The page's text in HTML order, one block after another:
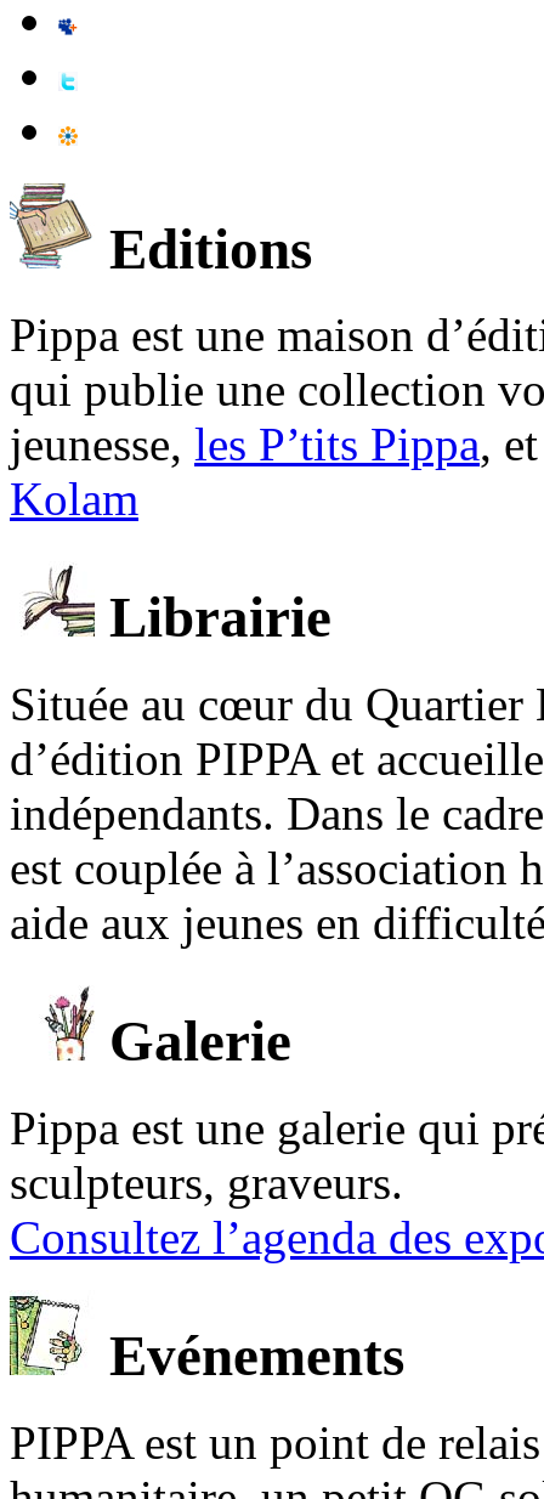
Editions
Pippa est une maison
qui publie une collection
jeunesse, les P’tits Pippa,
Kolam
Librairie
Située au cœur du Quartier
d’édition PIPPA et
indépendants. Dans le
est couplée à l’association
aide aux jeunes en
Galerie
Pippa est une galerie qui
sculpteurs, graveurs.
Consultez l’agenda des
Evénements
PIPPA est un point de